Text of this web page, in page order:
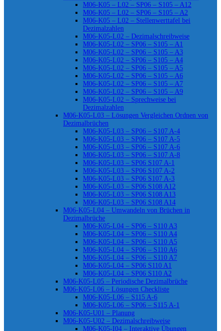
M06-K05 – L02 – SP06 – S105 – A12
M06-K05 – L02 – SP06 – S105 – A2
M06-K05 – L02 – Stellenwerttafel bei
Dezimalzahlen
M06-K05-L02 – Dezimalschreibweise
M06-K05-L02 – SP06 – S105 – A1
M06-K05-L02 – SP06 – S105 – A3
M06-K05-L02 – SP06 – S105 – A4
M06-K05-L02 – SP06 – S105 – A5
M06-K05-L02 – SP06 – S105 – A6
M06-K05-L02 – SP06 – S105 – A7
M06-K05-L02 – SP06 – S105 – A9
M06-K05-L02 – Sprechweise bei
Dezimalzahlen
M06-K05-L03 – Lösungen Vergleichen Ordnen von
Dezimalbrüchen
M06-K05-L03 – SP06 – S107 A-4
M06-K05-L03 – SP06 – S107 A-5
M06-K05-L03 – SP06 – S107 A-6
M06-K05-L03 – SP06 – S107 A-8
M06-K05-L03 – SP06 S107 A-1
M06-K05-L03 – SP06 S107 A-2
M06-K05-L03 – SP06 S107 A-3
M06-K05-L03 – SP06 S108 A12
M06-K05-L03 – SP06 S108 A13
M06-K05-L03 – SP06 S108 A14
M06-K05-L04 – Umwandeln von Brüchen in
Dezimalbrüche
M06-K05-L04 – SP06 – S110 A3
M06-K05-L04 – SP06 – S110 A4
M06-K05-L04 – SP06 – S110 A5
M06-K05-L04 – SP06 – S110 A6
M06-K05-L04 – SP06 – S110 A7
M06-K05-L04 – SP06 S110 A1
M06-K05-L04 – SP06 S110 A2
M06-K05-L05 – Periodische Dezimalbrüche
M06-K05-L06 – Lösungen Checkliste
M06-K05-L06 – S115 A-6
M06-K05-L06 – SP06 – S115 A-1
M06-K05-U01 – Planung
M06-K05-U02 – Dezimalschreibweise
M06-K05-I04 – Interaktive Übungen